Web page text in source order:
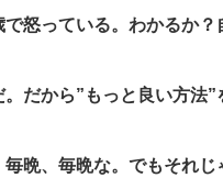
怒っている。わかるか？
だから”もっと良い方法”
晩、毎晩な。でもそれじ